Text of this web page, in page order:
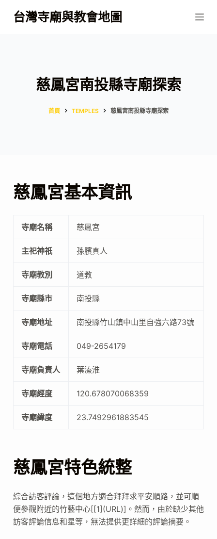
跳
至
台灣寺廟與教會地圖
慈鳳宮南投縣寺廟探索
首頁 TEMPLES 慈鳳宮南投縣寺廟探索
慈鳳宮基本資訊
寺廟名稱 慈鳳宮
主祀神祇 孫臏真人
寺廟教別 道教
寺廟縣市 南投縣
寺廟地址 南投縣竹山鎮中山里自強六路73號
寺廟電話 049-2654179
寺廟負責人 葉溱淮
寺廟經度 120.678070068359
寺廟緯度 23.7492961883545
慈鳳宮特色統整
綜合訪客評論，這個地方適合拜拜求平安順路，並可順
便參觀附近的竹藝中心[[1](URL)]。然而，由於缺少其他
訪客評論信息和星等，無法提供更詳細的評論摘要。